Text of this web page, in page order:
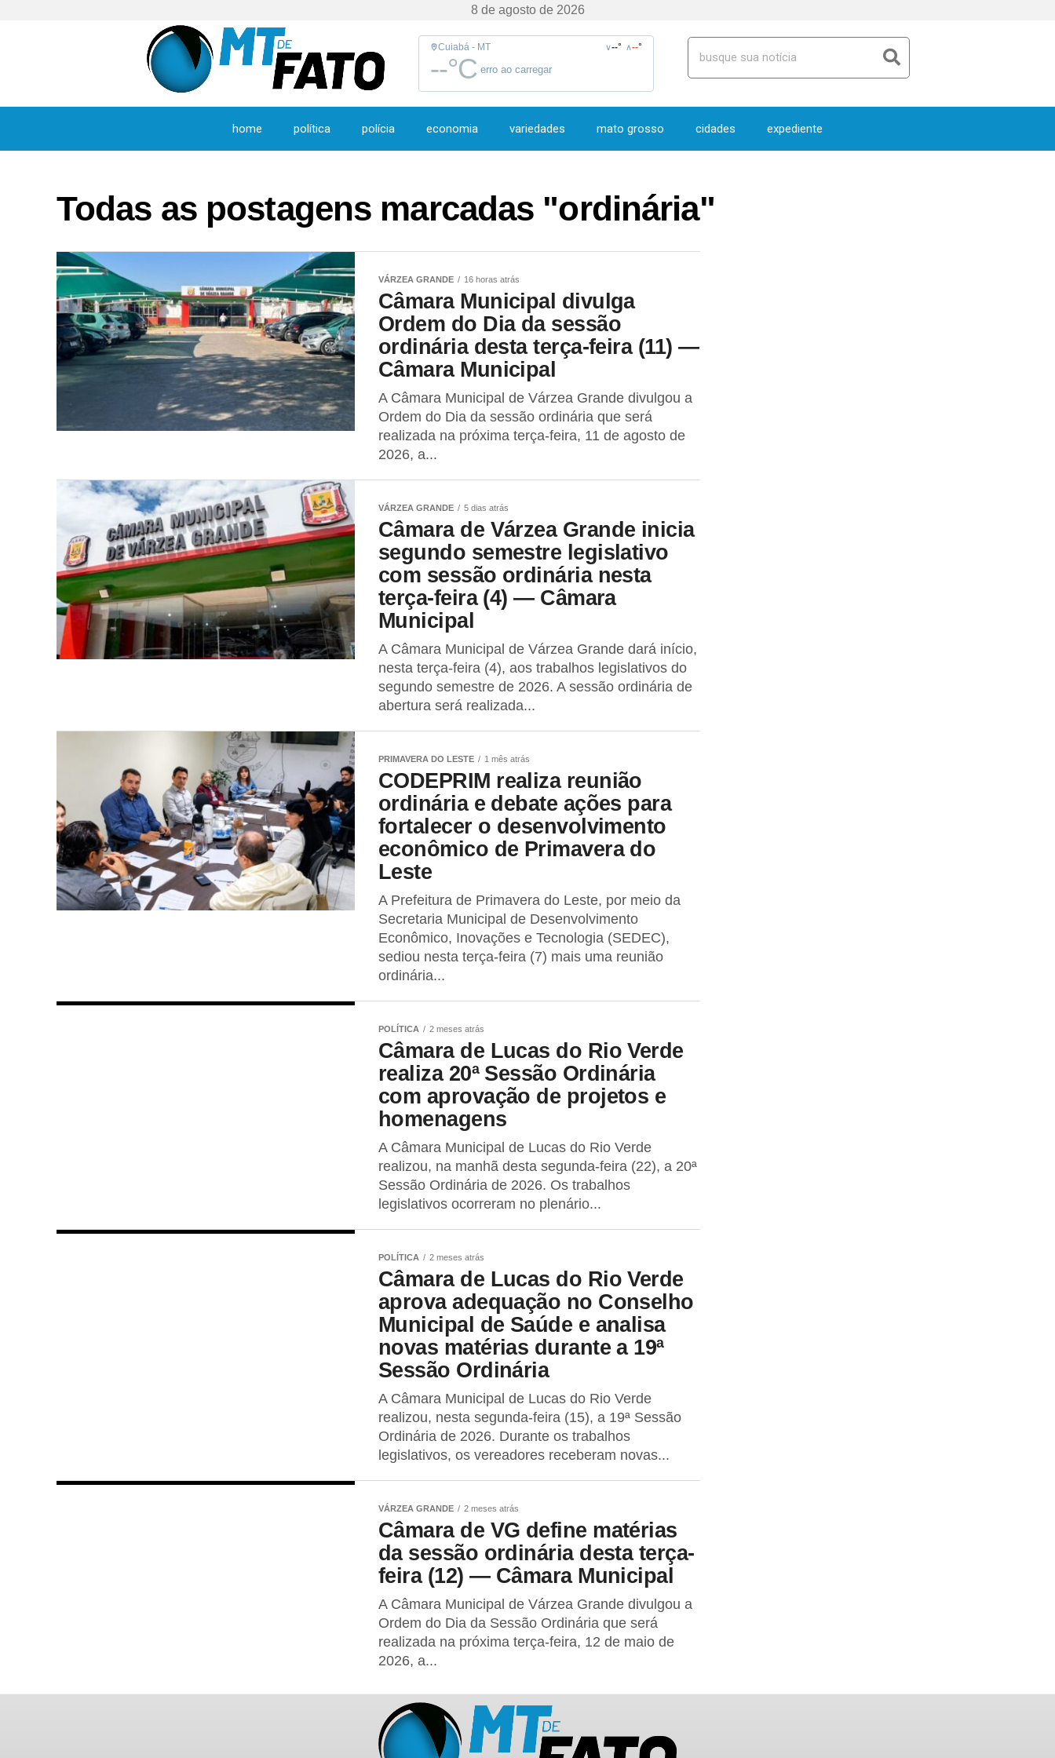
Cuiabá - MT ∨--° ∧--°
--°C erro ao carregar
home política polícia economia variedades mato grosso cidades expediente
8 de agosto de 2026
Todas as postagens marcadas "ordinária"
VÁRZEA GRANDE 16 horas atrás
Câmara Municipal divulga
Ordem do Dia da sessão
ordinária desta terça-feira (11) —
Câmara Municipal
A Câmara Municipal de Várzea Grande divulgou a
Ordem do Dia da sessão ordinária que será
realizada na próxima terça-feira, 11 de agosto de
2026, a...
VÁRZEA GRANDE 5 dias atrás
Câmara de Várzea Grande inicia
segundo semestre legislativo
com sessão ordinária nesta
terça-feira (4) — Câmara
Municipal
A Câmara Municipal de Várzea Grande dará início,
nesta terça-feira (4), aos trabalhos legislativos do
segundo semestre de 2026. A sessão ordinária de
abertura será realizada...
PRIMAVERA DO LESTE 1 mês atrás
CODEPRIM realiza reunião
ordinária e debate ações para
fortalecer o desenvolvimento
econômico de Primavera do
Leste
A Prefeitura de Primavera do Leste, por meio da
Secretaria Municipal de Desenvolvimento
Econômico, Inovações e Tecnologia (SEDEC),
sediou nesta terça-feira (7) mais uma reunião
ordinária...
POLÍTICA 2 meses atrás
Câmara de Lucas do Rio Verde
realiza 20ª Sessão Ordinária
com aprovação de projetos e
homenagens
A Câmara Municipal de Lucas do Rio Verde
realizou, na manhã desta segunda-feira (22), a 20ª
Sessão Ordinária de 2026. Os trabalhos
legislativos ocorreram no plenário...
POLÍTICA 2 meses atrás
Câmara de Lucas do Rio Verde
aprova adequação no Conselho
Municipal de Saúde e analisa
novas matérias durante a 19ª
Sessão Ordinária
A Câmara Municipal de Lucas do Rio Verde
realizou, nesta segunda-feira (15), a 19ª Sessão
Ordinária de 2026. Durante os trabalhos
legislativos, os vereadores receberam novas...
VÁRZEA GRANDE 2 meses atrás
Câmara de VG define matérias
da sessão ordinária desta terça-
feira (12) — Câmara Municipal
A Câmara Municipal de Várzea Grande divulgou a
Ordem do Dia da Sessão Ordinária que será
realizada na próxima terça-feira, 12 de maio de
2026, a...